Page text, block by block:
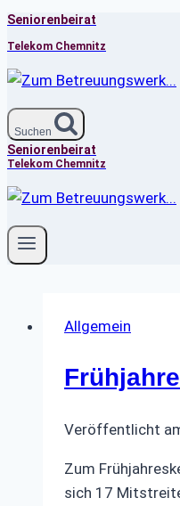
Zum
Inhalt
springen
Seniorenbeirat
Telekom Chemnitz
Suchen
Seniorenbeirat
Telekom Chemnitz
Allgemein
Veröffentlicht
Zum
sich 17